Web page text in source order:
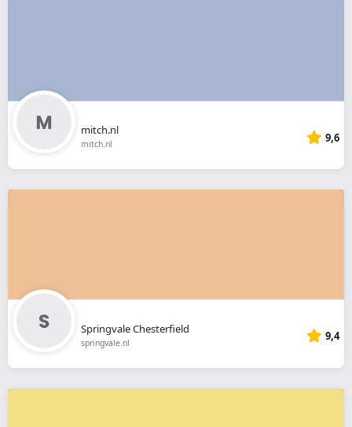
mitch.nl
mitch.nl 9,6
Springvale Chesterfield
springvale.nl 9,4